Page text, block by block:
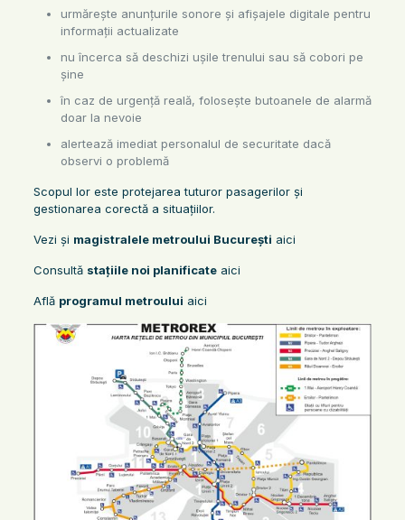
urmărește anunțurile sonore și afișajele digitale pentru
informații actualizate
nu încerca să deschizi ușile trenului sau să cobori pe
șine
în caz de urgență reală, folosește butoanele de alarmă
doar la nevoie
alertează imediat personalul de securitate dacă
observi o problemă
Scopul lor este protejarea tuturor pasagerilor și
gestionarea corectă a situațiilor.
Vezi și magistralele metroului București aici
Consultă stațiile noi planificateaici
Află programul metroului aici